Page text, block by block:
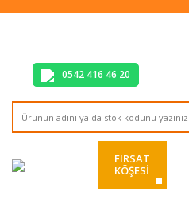
Tüm Alışverişlerde
0542 416 46 20
FIRSAT
KÖŞESİ